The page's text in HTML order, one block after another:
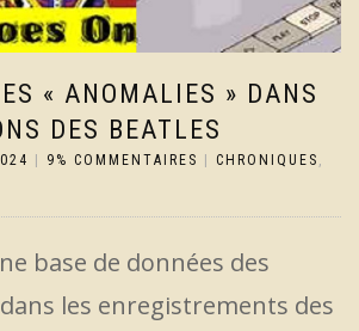
« ANOMALIES » DANS
DES BEATLES
9% COMMENTAIRES CHRONIQUES ,
base de données des
les enregistrements des